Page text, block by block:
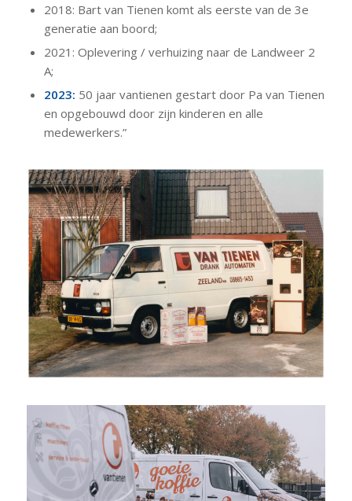
2018: Bart van Tienen komt als eerste van de 3e
generatie aan boord;
2021: Oplevering / verhuizing naar de Landweer 2
A;
2023: 50 jaar vantienen gestart door Pa van Tienen
en opgebouwd door zijn kinderen en alle
medewerkers.”